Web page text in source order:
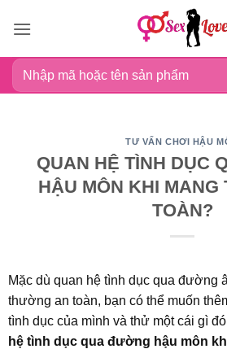
qua
dung
Tìm
kiếm:
TƯ VẤN CHƠI HẬU
QUAN HỆ TÌNH DỤC
HẬU MÔN KHI MANG
TOÀN?
Mặc dù quan hệ tình dục qua đường
thường an toàn, bạn có thể muốn
tình dục của mình và thử một cái gì
hệ tình dục qua đường hậu môn